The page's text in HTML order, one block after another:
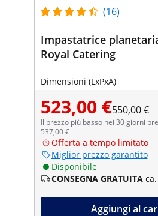
(16)
Impastatrice
Royal Catering
Dimensioni (LxPxA)
523,00 €550,00 €
Il prezzo più basso nei 30 giorni
537,00 €
Offerta a tempo limitato
Miglior prezzo garantito
Disponibile
CONSEGNA GRATUITA
Aggiungi al